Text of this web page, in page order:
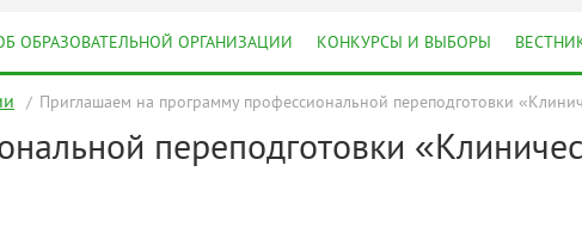
ОБРАЗОВАТЕЛЬНОЙ ОРГАНИЗАЦИИ КОНКУРСЫ И ВЫБОРЫ
Приглашаем на программу профессиональной переподготовки
переподготовки